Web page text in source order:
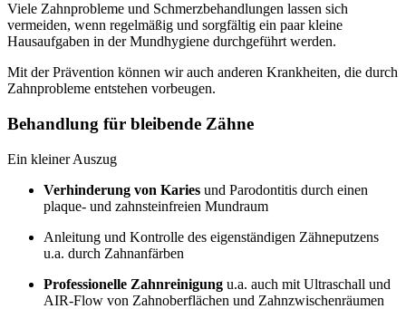
Viele Zahnprobleme und Schmerzbehandlungen lassen sich
vermeiden, wenn regelmäßig und sorgfältig ein paar kleine
Hausaufgaben in der Mundhygiene durchgeführt werden.
Mit der Prävention können wir auch anderen Krankheiten, die durch
Zahnprobleme entstehen vorbeugen.
Behandlung für bleibende Zähne
Ein kleiner Auszug
Verhinderung von Karies und Parodontitis durch einen
plaque- und zahnsteinfreien Mundraum
Anleitung und Kontrolle des eigenständigen Zähneputzens
u.a. durch Zahnanfärben
Professionelle Zahnreinigung u.a. auch mit Ultraschall und
AIR-Flow von Zahnoberflächen und Zahnzwischenräumen